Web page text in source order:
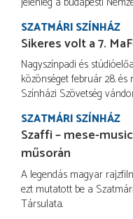
SZATMÁRI SZÍNHÁZ
Sikeres volt a 7.
Nagyszínpadi és
közönséget február 28.
Színházi Szövetség
SZATMÁRI SZÍNHÁZ
Szaffi – mese-
műsorán
A legendás magyar
ezt mutatott be a
Társulata.